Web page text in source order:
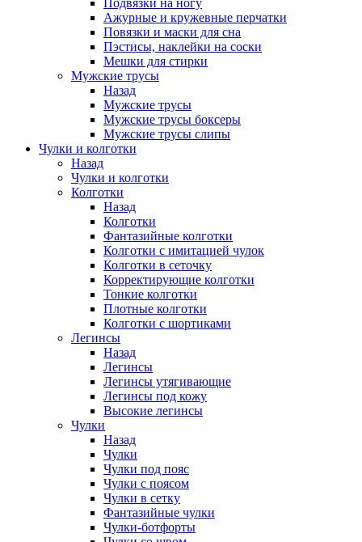
Подвязки на ногу
Ажурные и кружевные перчатки
Повязки и маски для сна
Пэстисы, наклейки на соски
Мешки для стирки
Мужские трусы
Назад
Мужские трусы
Мужские трусы боксеры
Мужские трусы слипы
Чулки и колготки
Назад
Чулки и колготки
Колготки
Назад
Колготки
Фантазийные колготки
Колготки с имитацией чулок
Колготки в сеточку
Корректирующие колготки
Тонкие колготки
Плотные колготки
Колготки с шортиками
Легинсы
Назад
Легинсы
Легинсы утягивающие
Легинсы под кожу
Высокие легинсы
Чулки
Назад
Чулки
Чулки под пояс
Чулки с поясом
Чулки в сетку
Фантазийные чулки
Чулки-ботфорты